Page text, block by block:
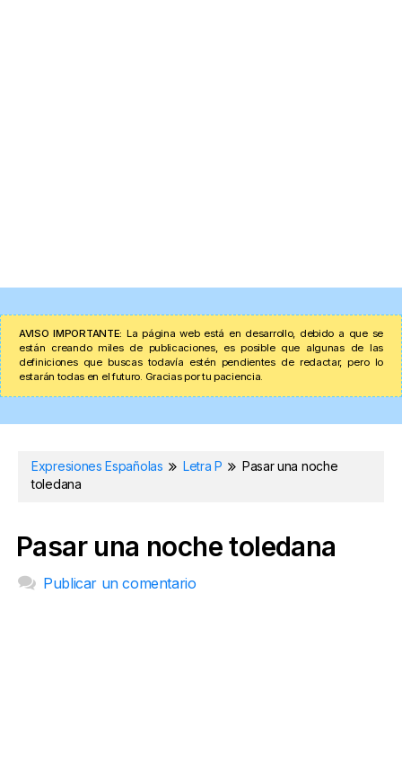
AVISO IMPORTANTE: La página web está en desarrollo, debido a que se
están creando miles de publicaciones, es posible que algunas de las
definiciones que buscas todavía estén pendientes de redactar, pero lo
estarán todas en el futuro. Gracias por tu paciencia.
Expresiones Españolas Letra P
Pasar una noche
toledana
Pasar una noche toledana
Publicar un comentario